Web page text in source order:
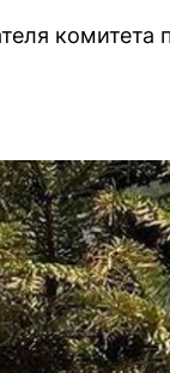
комитета